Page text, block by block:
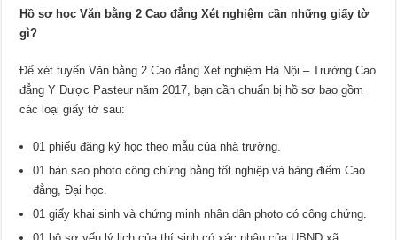
Hồ sơ học Văn bằng 2 Cao đẳng Xét nghiệm cần những giấy tờ
gì?
Để xét tuyển Văn bằng 2 Cao đẳng Xét nghiệm Hà Nội – Trường Cao
đẳng Y Dược Pasteur năm 2017, bạn cần chuẩn bị hồ sơ bao gồm
các loại giấy tờ sau:
01 phiếu đăng ký học theo mẫu của nhà trường.
01 bản sao photo công chứng bằng tốt nghiệp và bảng điểm Cao
đẳng, Đại học.
01 giấy khai sinh và chứng minh nhân dân photo có công chứng.